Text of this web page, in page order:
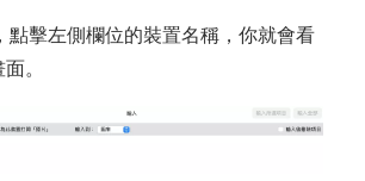
點擊左側欄位的裝置名稱，你就會看
。